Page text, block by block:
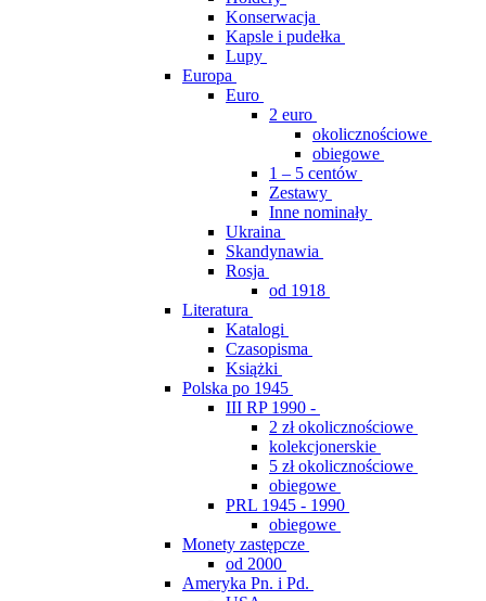
Konserwacja
Kapsle i pudełka
Lupy
Europa
Euro
2 euro
okolicznościowe
obiegowe
1 – 5 centów
Zestawy
Inne nominały
Ukraina
Skandynawia
Rosja
od 1918
Literatura
Katalogi
Czasopisma
Książki
Polska po 1945
III RP 1990 -
2 zł okolicznościowe
kolekcjonerskie
5 zł okolicznościowe
obiegowe
PRL 1945 - 1990
obiegowe
Monety zastępcze
od 2000
Ameryka Pn. i Pd.